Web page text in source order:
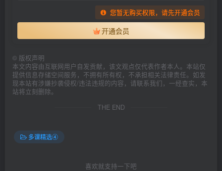
您暂无购买权限，请先开通会员
开通会员
© 版权声明
本文内容由互联网用户自发贡献，该文观点仅代表作者本人。本站仅
提供信息存储空间服务，不拥有所有权，不承担相关法律责任。如发
现本站有涉嫌抄袭侵权/违法违规的内容，请联系我们，一经查实，本
站将立刻删除。
THE END
多课精选④
喜欢就支持一下吧